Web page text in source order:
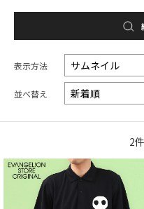
表示方法
並べ替え
2